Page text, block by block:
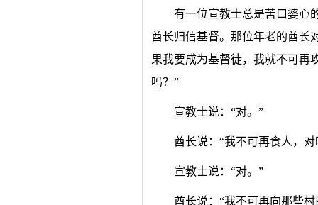
有一位宣教士总是苦口婆心
酋长归信基督。那位年老的酋长
果我要成为基督徒，我就不可再
吗？”
宣教士说：“对。”
酋长说：“我不可再食人，对
宣教士说：“对。”
酋长说：“我不可再向那些